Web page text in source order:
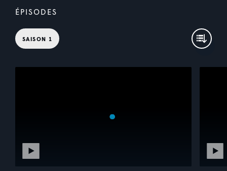
ÉPISODES
SAISON 1